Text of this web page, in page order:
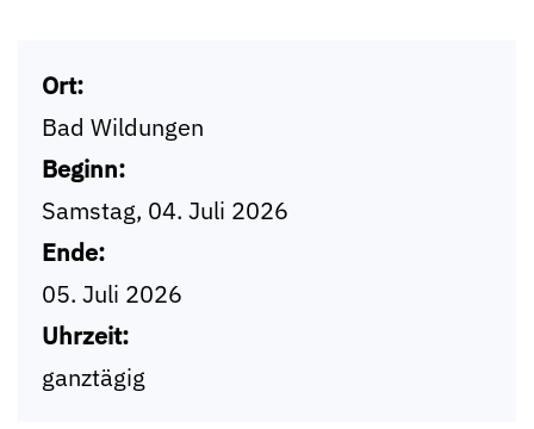
Ort:
Bad Wildungen
Beginn:
Samstag, 04. Juli 2026
Ende:
05. Juli 2026
Uhrzeit:
ganztägig